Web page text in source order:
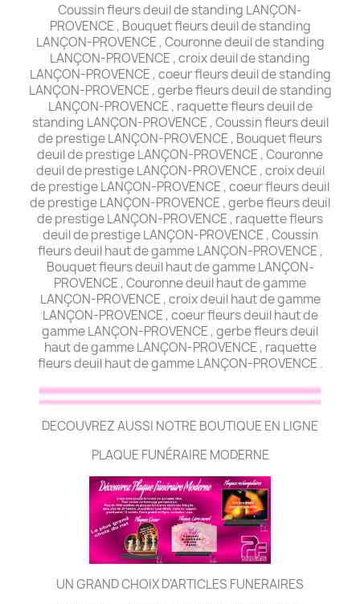
Coussin fleurs deuil de standing LANÇON-
PROVENCE , Bouquet fleurs deuil de standing
LANÇON-PROVENCE , Couronne deuil de standing
LANÇON-PROVENCE , croix deuil de standing
LANÇON-PROVENCE , coeur fleurs deuil de standing
LANÇON-PROVENCE , gerbe fleurs deuil de standing
LANÇON-PROVENCE , raquette fleurs deuil de
standing LANÇON-PROVENCE , Coussin fleurs deuil
de prestige LANÇON-PROVENCE , Bouquet fleurs
deuil de prestige LANÇON-PROVENCE , Couronne
deuil de prestige LANÇON-PROVENCE , croix deuil
de prestige LANÇON-PROVENCE , coeur fleurs deuil
de prestige LANÇON-PROVENCE , gerbe fleurs deuil
de prestige LANÇON-PROVENCE , raquette fleurs
deuil de prestige LANÇON-PROVENCE , Coussin
fleurs deuil haut de gamme LANÇON-PROVENCE ,
Bouquet fleurs deuil haut de gamme LANÇON-
PROVENCE , Couronne deuil haut de gamme
LANÇON-PROVENCE , croix deuil haut de gamme
LANÇON-PROVENCE , coeur fleurs deuil haut de
gamme LANÇON-PROVENCE , gerbe fleurs deuil
haut de gamme LANÇON-PROVENCE , raquette
fleurs deuil haut de gamme LANÇON-PROVENCE .
DECOUVREZ AUSSI NOTRE BOUTIQUE EN LIGNE
PLAQUE FUNÉRAIRE MODERNE
UN GRAND CHOIX D'ARTICLES FUNERAIRES